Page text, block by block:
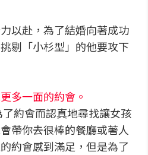
以赴，為了結婚向著成功
剔「小杉型」的他要攻下
多一面的約會。
約會而認真地尋找讓女孩
帶你去很棒的餐廳或著人
約會感到滿足，但是為了